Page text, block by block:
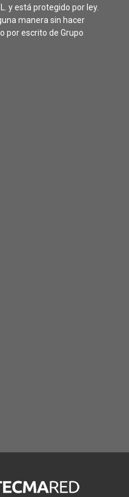
y está protegido por ley.
manera sin hacer
por escrito de Grupo